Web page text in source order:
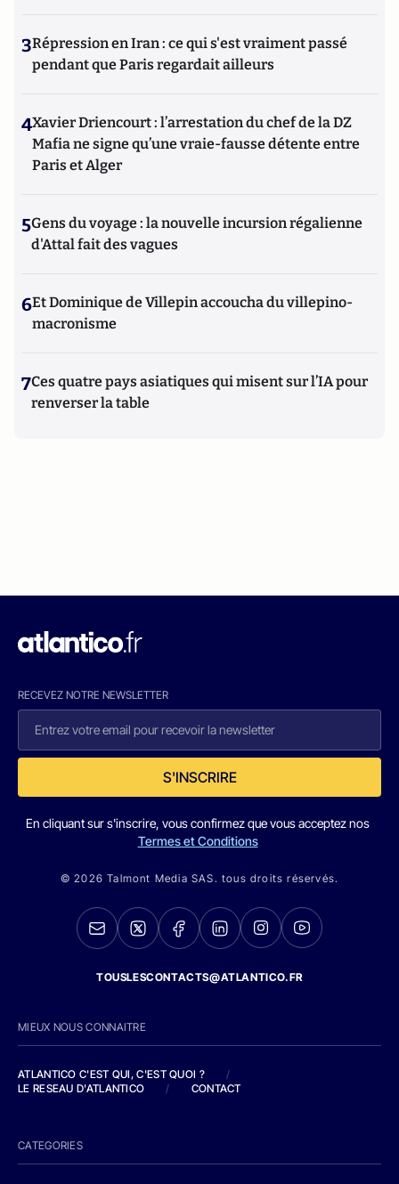
3Répression en Iran : ce qui s'est vraiment passé
pendant que Paris regardait ailleurs
4Xavier Driencourt : l’arrestation du chef de la DZ
Mafia ne signe qu’une vraie-fausse détente entre
Paris et Alger
5Gens du voyage : la nouvelle incursion régalienne
d'Attal fait des vagues
6Et Dominique de Villepin accoucha du villepino-
macronisme
7Ces quatre pays asiatiques qui misent sur l’IA pour
renverser la table
RECEVEZ NOTRE NEWSLETTER
S'INSCRIRE
En cliquant sur s'inscrire, vous confirmez que vous acceptez nos
Termes et Conditions
© 2026 Talmont Media SAS. tous droits réservés.
TOUSLESCONTACTS@ATLANTICO.FR
MIEUX NOUS CONNAITRE
ATLANTICO C'EST QUI, C'EST QUOI ?
/
LE RESEAU D'ATLANTICO
/ CONTACT
CATEGORIES